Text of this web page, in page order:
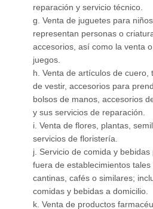
reparación y servicio técnico.
g. Venta de juguetes para
representan personas o
accesorios, así como la venta
juegos.
h. Venta de artículos de cuero,
de vestir, accesorios para
bolsos de manos, accesorios
y sus servicios de reparación.
i. Venta de flores, plantas,
servicios de floristería.
j. Servicio de comida y
fuera de establecimientos
cantinas, cafés o similares;
comidas y bebidas a domicilio.
k. Venta de productos